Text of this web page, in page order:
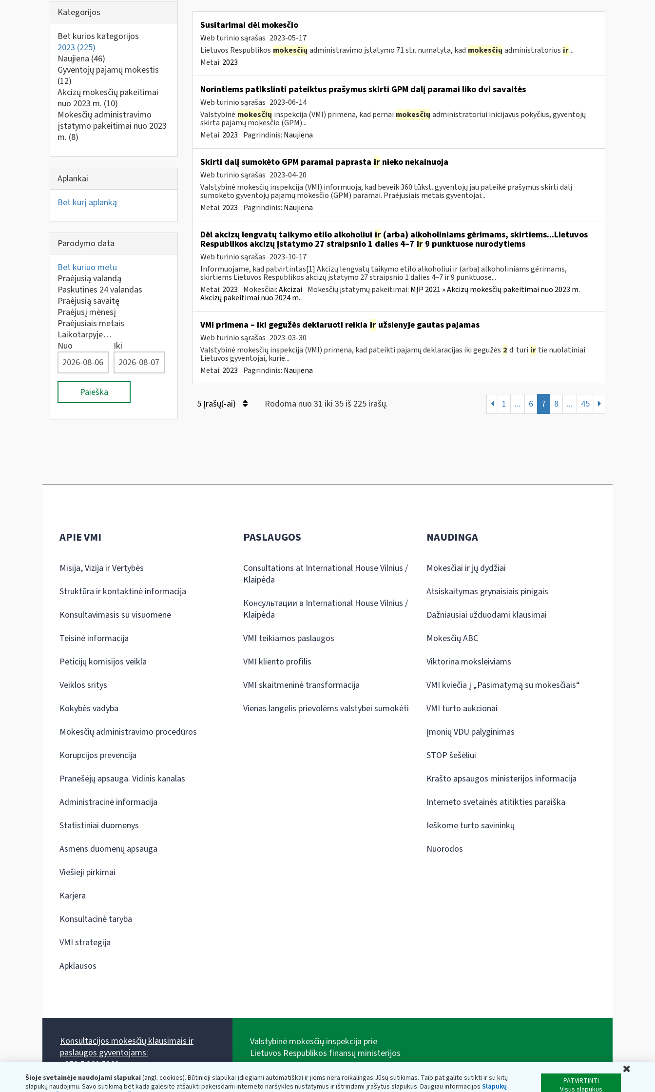
Kategorijos
Bet kurios kategorijos
2023 (225)
Naujiena (46)
Gyventojų pajamų mokestis
(12)
Akcizų mokesčių pakeitimai
nuo 2023 m. (10)
Mokesčių administravimo
įstatymo pakeitimai nuo 2023
m. (8)
Aplankai
Bet kurį aplanką
Parodymo data
Bet kuriuo metu
Praėjusią valandą
Paskutines 24 valandas
Praėjusią savaitę
Praėjusį mėnesį
Praėjusiais metais
Laikotarpyje…
Nuo
Iki
Paieška
Susitarimai dėl mokesčio
Web turinio sąrašas 2023-05-17
Lietuvos Respublikos mokesčių administravimo įstatymo 71 str. numatyta, kad mokesčių administratorius ir...
Metai: 2023
Norintiems patikslinti pateiktus prašymus skirti GPM dalį paramai liko dvi savaitės
Web turinio sąrašas 2023-06-14
Valstybinė mokesčių inspekcija (VMI) primena, kad pernai mokesčių administratoriui inicijavus pokyčius, gyventojų
skirta pajamų mokesčio (GPM)...
Metai: 2023 Pagrindinis: Naujiena
Skirti dalį sumokėto GPM paramai paprasta irnieko nekainuoja
Web turinio sąrašas 2023-04-20
Valstybinė mokesčių inspekcija (VMI) informuoja, kad beveik 360 tūkst. gyventojų jau pateikė prašymus skirti dalį
sumokėto gyventojų pajamų mokesčio (GPM) paramai. Praėjusiais metais gyventojai...
Metai: 2023 Pagrindinis: Naujiena
Dėl akcizų lengvatų taikymo etilo alkoholiui ir(arba) alkoholiniams gėrimams, skirtiems...Lietuvos
Respublikos akcizų įstatymo 27 straipsnio 1 dalies 4–7 ir9 punktuose nurodytiems
Web turinio sąrašas 2023-10-17
Informuojame, kad patvirtintas[1] Akcizų lengvatų taikymo etilo alkoholiui ir (arba) alkoholiniams gėrimams,
skirtiems Lietuvos Respublikos akcizų įstatymo 27 straipsnio 1 dalies 4–7 ir 9 punktuose...
Metai: 2023 Mokesčiai:Akcizai Mokesčių įstatymų pakeitimai: MĮP 2021 » Akcizų mokesčių pakeitimai nuo 2023 m.
Akcizų pakeitimai nuo 2024 m.
VMI primena – iki gegužės deklaruoti reikia iružsienyje gautas pajamas
Web turinio sąrašas 2023-03-30
Valstybinė mokesčių inspekcija (VMI) primena, kad pateikti pajamų deklaracijas iki gegužės 2 d. turi ir tie nuolatiniai
Lietuvos gyventojai, kurie...
Metai: 2023 Pagrindinis: Naujiena
5 Įrašų(-ai) Rodoma nuo 31 iki 35 iš 225 irašų. 1 ... 6 7 8 ... 45
Šioje svetainėje naudojami slapukai(angl. cookies). Būtinieji slapukai įdiegiami automatiškai ir jiems nėra reikalingas Jūsų sutikimas. Taip pat galite sutikti ir su kitų
slapukų naudojimu. Savo sutikimą bet kada galėsite atšaukti pakeisdami interneto naršyklės nustatymus ir ištrindami įrašytus slapukus. Daugiau informacijos Slapukų
PATVIRTINTI
Visus slapukus
APIE VMI
Misija, Vizija ir Vertybės
Struktūra ir kontaktinė informacija
Konsultavimasis su visuomene
Teisinė informacija
Peticijų komisijos veikla
Veiklos sritys
Kokybės vadyba
Mokesčių administravimo procedūros
Korupcijos prevencija
Pranešėjų apsauga. Vidinis kanalas
Administracinė informacija
Statistiniai duomenys
Asmens duomenų apsauga
Viešieji pirkimai
Karjera
Konsultacinė taryba
VMI strategija
Apklausos
PASLAUGOS
Consultations at International House Vilnius /
Klaipėda
Консультации в International House Vilnius /
Klaipėda
VMI teikiamos paslaugos
VMI kliento profilis
VMI skaitmeninė transformacija
Vienas langelis prievolėms valstybei sumokėti
NAUDINGA
Mokesčiai ir jų dydžiai
Atsiskaitymas grynaisiais pinigais
Dažniausiai užduodami klausimai
Mokesčių ABC
Viktorina moksleiviams
VMI kviečia į „Pasimatymą su mokesčiais“
VMI turto aukcionai
Įmonių VDU palyginimas
STOP šešėliui
Krašto apsaugos ministerijos informacija
Interneto svetainės atitikties paraiška
Ieškome turto savininkų
Nuorodos
Konsultacijos mokesčių klausimais ir
paslaugos gyventojams:
+370 5 260 5060
Darbo laikas: I-IV 8.00-17.00, V 8.00-15.45.
Prieššventinę dieną - viena valanda trumpiau.
Valstybinė mokesčių inspekcija prie
Lietuvos Respublikos finansų ministerijos
adresas: Vasario 16-osios g. 14, 01107 Vilnius, Lietuva,
el.paštas:vmi@vmi.lt, E. pristatymo dėžutės adresas